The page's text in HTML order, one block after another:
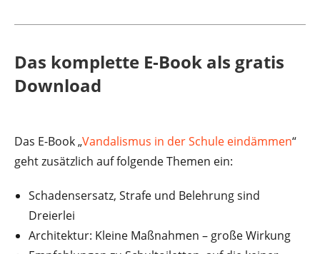
Das komplette E-Book als gratis
Download
Das E-Book „Vandalismus in der Schule eindämmen“
geht zusätzlich auf folgende Themen ein:
Schadensersatz, Strafe und Belehrung sind
Dreierlei
Architektur: Kleine Maßnahmen – große Wirkung